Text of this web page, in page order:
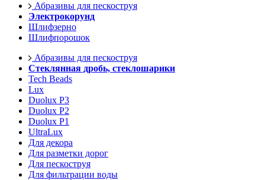
Абразивы для пескоструя
Электрокорунд
Шлифзерно
Шлифпорошок
Абразивы для пескоструя
Стеклянная дробь, стеклошарики
Tech Beads
Lux
Duolux P3
Duolux P2
Duolux P1
UltraLux
Для декора
Для разметки дорог
Для пескоструя
Для фильтрации воды